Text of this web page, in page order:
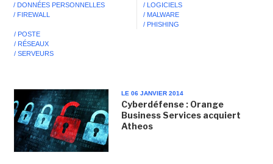
/ DONNÉES PERSONNELLES
/ FIREWALL
/ LOGICIELS
/ MALWARE
/ PHISHING
/ POSTE
/ RÉSEAUX
/ SERVEURS
LE 06 JANVIER 2014
Cyberdéfense : Orange
Business Services acquiert
Atheos